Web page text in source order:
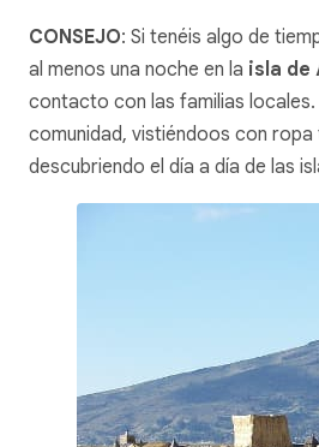
CONSEJO: Si tenéis algo de
al menos una noche en la isla de
contacto con las familias
comunidad, vistiéndoos con
descubriendo el día a día de las